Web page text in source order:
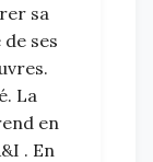
sa
ses
La
en
. En